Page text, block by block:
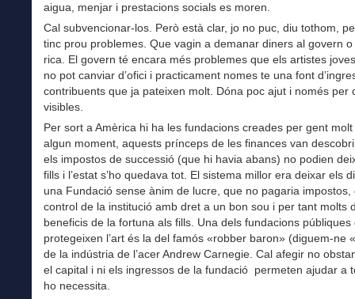
aigua, menjar i prestacions socials es moren.
Cal subvencionar-los. Però està clar, jo no puc, diu tothom,
tinc prou problemes. Que vagin a demanar diners al govern
rica. El govern té encara més problemes que els artistes
no pot canviar d’ofici i practicament nomes te una font
contribuents que ja pateixen molt. Dóna poc ajut i només per
visibles.
Per sort a Amèrica hi ha les fundacions creades per gent
algun moment, aquests prínceps de les finances van
els impostos de successió (que hi havia abans) no podien
fills i l’estat s’ho quedava tot. El sistema millor era deixar els
una Fundació sense ànim de lucre, que no pagaria impostos,
control de la institució amb dret a un bon sou i per tant molts
beneficis de la fortuna als fills. Una dels fundacions públiques
protegeixen l’art és la del famós «robber baron» (diguem-ne
de la indústria de l’acer Andrew Carnegie. Cal afegir no
el capital i ni els ingressos de la fundació permeten ajudar a
ho necessita.